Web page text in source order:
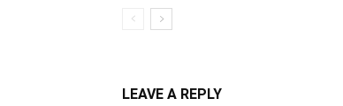
LEAVE A REPLY